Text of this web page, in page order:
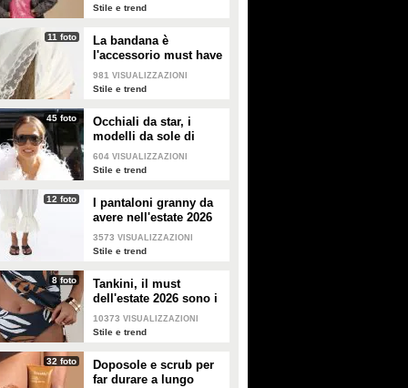
Stile e trend
11 foto
La bandana è
l'accessorio must have
dell'estate 2026: i
modelli di tendenza
981 VISUALIZZAZIONI
Stile e trend
45 foto
Occhiali da star, i
modelli da sole di
tendenza per l'estate
2026
604 VISUALIZZAZIONI
Stile e trend
12 foto
I pantaloni granny da
avere nell'estate 2026
3573 VISUALIZZAZIONI
Stile e trend
8 foto
Tankini, il must
dell'estate 2026 sono i
costumi con la canotta
10373 VISUALIZZAZIONI
Stile e trend
32 foto
Doposole e scrub per
far durare a lungo